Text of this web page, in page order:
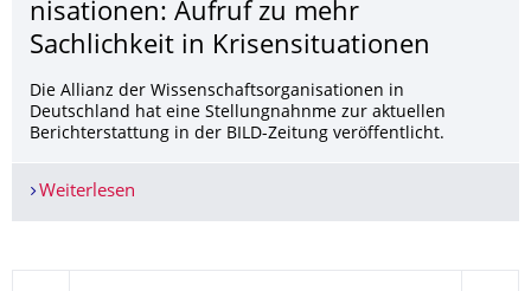
nisationen: Aufruf zu mehr
Sachlichkeit in Krisensituationen
Die Allianz der Wissenschaftsorganisationen in
Deutschland hat eine Stellungnahnme zur aktuellen
Berichterstattung in der BILD-Zeitung veröffentlicht.
Weiterlesen